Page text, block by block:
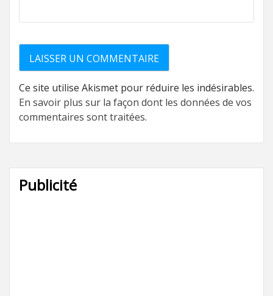
Ce site utilise Akismet pour réduire les indésirables.
En savoir plus sur la façon dont les données de vos
commentaires sont traitées.
Publicité